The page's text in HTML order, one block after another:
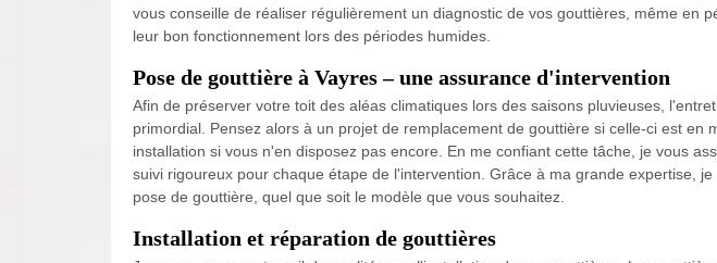
vous conseille de réaliser régulièrement un diagnostic de vos gouttières, même en
leur bon fonctionnement lors des périodes humides.
Pose de gouttière à Vayres – une assurance d'intervention
Afin de préserver votre toit des aléas climatiques lors des saisons pluvieuses,
primordial. Pensez alors à un projet de remplacement de gouttière si celle-ci est en
installation si vous n'en disposez pas encore. En me confiant cette tâche, je vous
suivi rigoureux pour chaque étape de l'intervention. Grâce à ma grande expertise,
pose de gouttière, quel que soit le modèle que vous souhaitez.
Installation et réparation de gouttières